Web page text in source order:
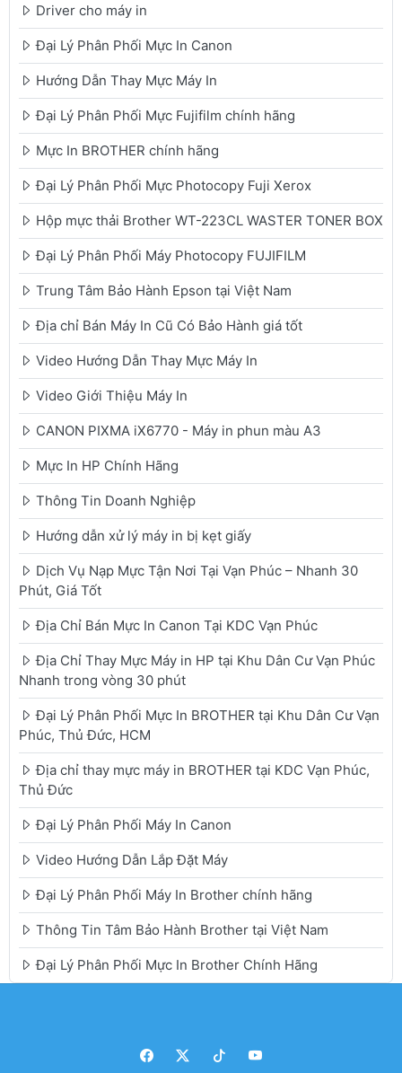
Driver cho máy in
Đại Lý Phân Phối Mực In Canon
Hướng Dẫn Thay Mực Máy In
Đại Lý Phân Phối Mực Fujifilm chính hãng
Mực In BROTHER chính hãng
Đại Lý Phân Phối Mực Photocopy Fuji Xerox
Hộp mực thải Brother WT-223CL WASTER TONER BOX
Đại Lý Phân Phối Máy Photocopy FUJIFILM
Trung Tâm Bảo Hành Epson tại Việt Nam
Địa chỉ Bán Máy In Cũ Có Bảo Hành giá tốt
Video Hướng Dẫn Thay Mực Máy In
Video Giới Thiệu Máy In
CANON PIXMA iX6770 - Máy in phun màu A3
Mực In HP Chính Hãng
Thông Tin Doanh Nghiệp
Hướng dẫn xử lý máy in bị kẹt giấy
Dịch Vụ Nạp Mực Tận Nơi Tại Vạn Phúc – Nhanh 30
Phút, Giá Tốt
Địa Chỉ Bán Mực In Canon Tại KDC Vạn Phúc
Địa Chỉ Thay Mực Máy in HP tại Khu Dân Cư Vạn Phúc
Nhanh trong vòng 30 phút
Đại Lý Phân Phối Mực In BROTHER tại Khu Dân Cư Vạn
Phúc, Thủ Đức, HCM
Địa chỉ thay mực máy in BROTHER tại KDC Vạn Phúc,
Thủ Đức
Đại Lý Phân Phối Máy In Canon
Video Hướng Dẫn Lắp Đặt Máy
Đại Lý Phân Phối Máy In Brother chính hãng
Thông Tin Tâm Bảo Hành Brother tại Việt Nam
Đại Lý Phân Phối Mực In Brother Chính Hãng